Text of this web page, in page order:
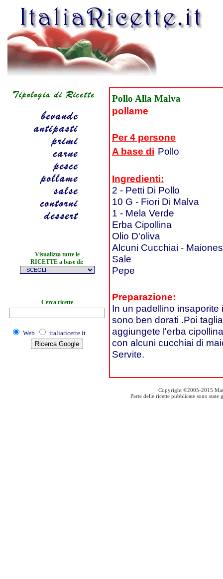
Visualizza tutte le
RICETTE a base di:
Cerca ricette
Web italiaricette.it
Pollo Alla Malva
pollame
Per 4 persone
A base di Pollo
Ingredienti:
2 - Petti Di Pollo
10 G - Fiori Di Malva
1 - Mela Verde
Erba Cipollina
Olio D'oliva
Alcuni Cucchiai -
Sale
Pepe
Preparazione:
In un padellino
sono ben dorati .Poi
aggiungete l'erba
con alcuni cucchiai di
Servite.
Copyright ©2005-2015
Parte delle ricette pubblicate sono state